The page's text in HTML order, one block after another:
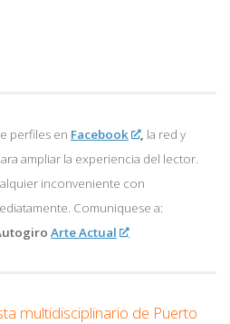
perfiles en Facebook , la red y
ampliar la experiencia del lector.
inconveniente con
Comuniquese a:
Arte Actual
multidisciplinario de Puerto